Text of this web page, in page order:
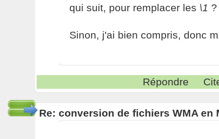
qui suit, pour remplacer les \1 ?
Sinon, j'ai bien compris, donc
Répondre
Re: conversion de fichiers WMA en